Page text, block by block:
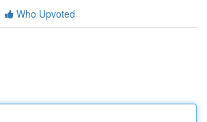
Who Upvoted